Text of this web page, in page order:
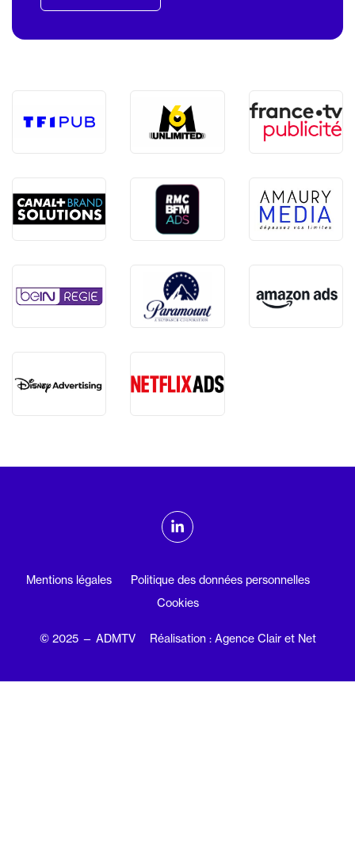
ADMTV sur les réseaux sociaux
Linkedin
Mentions légales
Politique des données personnelles
Cookies
© 2025 — ADMTV Réalisation : Agence Clair et Net